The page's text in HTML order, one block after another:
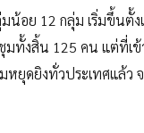
น้อย 12 กลุ่ม เริ่มขึ้นตั้
ทั้งสิ้น 125 คน แต่ที่เ
มหยุดยิงทั่วประเทศแ